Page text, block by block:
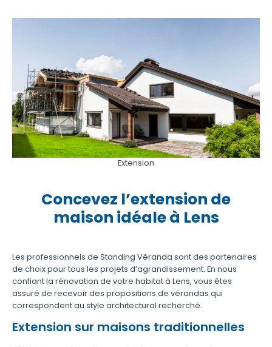
Extension
Concevez l’extension de
maison idéale à Lens
Les professionnels de Standing Véranda sont des partenaires
de choix pour tous les projets d’agrandissement. En nous
confiant la rénovation de votre habitat à Lens, vous êtes
assuré de recevoir des propositions de vérandas qui
correspondent au style architectural recherché.
Extension sur maisons traditionnelles